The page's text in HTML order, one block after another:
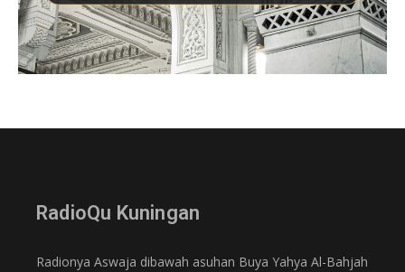
RadioQu Kuningan
Radionya Aswaja dibawah asuhan Buya Yahya Al-Bahjah